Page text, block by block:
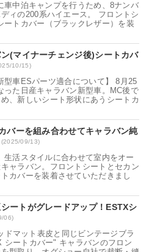
車中泊キャンプを行うため、8ナンバ
ィの200系ハイエース。 フロントシ
トカバー（ブラックレザー）を装
(マイナーチェンジ後)シートカバ
10/15)
型車ESパーツ適合について】 8月25
った日産キャラバン新型車。MC後で
、新しいシート形状にあうシートカ
バーを組み合わせてキャラバン純
(2025/09/13)
生活スタイルに合わせて室内をオー
ャラバン。フロントシートとセカン
カバーを装着させていただきまし
ートがグレードアップ！ESTXシ
06)
ドマット表皮と同じビンテージブラ
ートカバー" キャラバンのフロン